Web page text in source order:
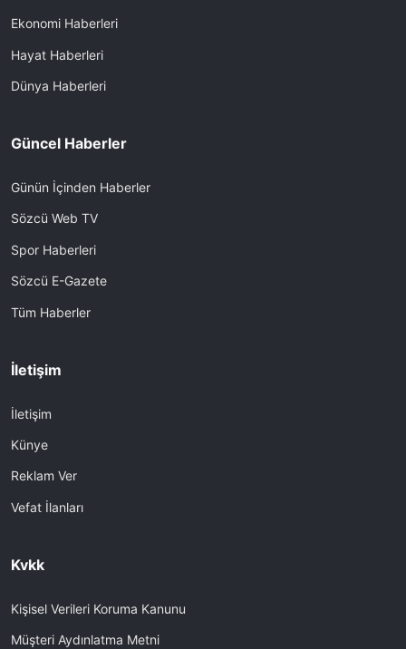
Ekonomi Haberleri
Hayat Haberleri
Dünya Haberleri
Güncel Haberler
Günün İçinden Haberler
Sözcü Web TV
Spor Haberleri
Sözcü E-Gazete
Tüm Haberler
İletişim
İletişim
Künye
Reklam Ver
Vefat İlanları
Kvkk
Kişisel Verileri Koruma Kanunu
Müşteri Aydınlatma Metni